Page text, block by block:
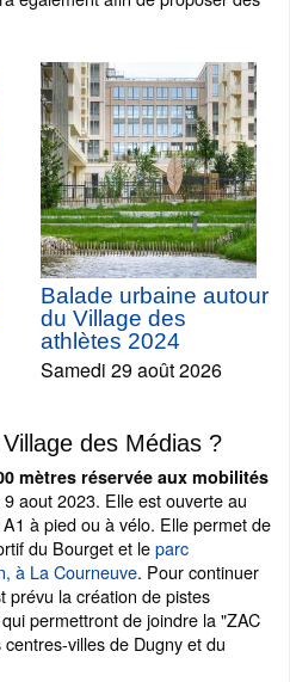
Balade urbaine autour
du Village des
athlètes 2024
Samedi 29 août 2026
des Médias ?
mètres réservée aux mobilités
aout 2023. Elle est ouverte au
à pied ou à vélo. Elle permet de
du Bourget et leparc
à La Courneuve. Pour continuer
prévu la création de pistes
permettront de joindre la "ZAC
villes de Dugny et du